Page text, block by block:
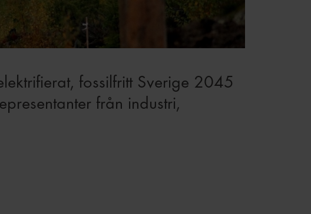
fossilfritt Sverige 2045
från industri,